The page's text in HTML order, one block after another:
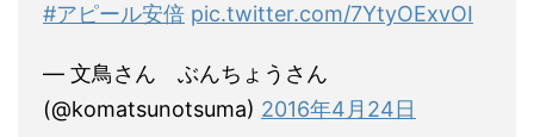
#アピール安倍 pic.twitter.com/7YtyOExvOI
— 文鳥さん ぶんちょうさん
(@komatsunotsuma) 2016年4月24日